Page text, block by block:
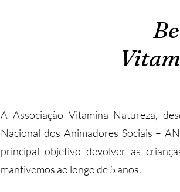
A Associação Vitamina Natureza,
Nacional dos Animadores Sociais –
principal objetivo devolver as
mantivemos ao longo de 5 anos.